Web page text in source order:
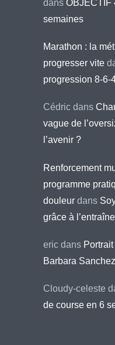
dans OBJECTIF
semaines
Marathon : la
progresser vite
progression 8-6-
Cédric dans
vague de
l’avenir ?
Renforcement
programme
douleur dans
grâce à
eric dans
Barbara
Cloudy-celeste
de course en 6